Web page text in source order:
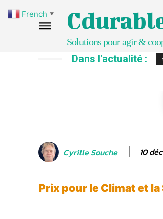
Solutions pour agir &
Dans l'actualité :
Cyrille Souche 10
Prix pour le Climat et
French ▼